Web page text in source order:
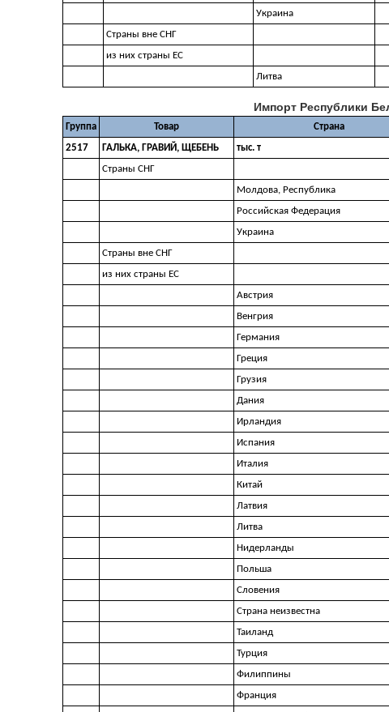
Украина
Страны вне СНГ
из них страны ЕС
Литва
Импорт Республики
Группа Товар Страна
2517
ГАЛЬКА, ГРАВИЙ, ЩЕБЕНЬ тыс. т
Страны СНГ
Молдова, Республика
Российская Федерация
Украина
Страны вне СНГ
из них страны ЕС
Австрия
Венгрия
Германия
Греция
Грузия
Дания
Ирландия
Испания
Италия
Китай
Латвия
Литва
Нидерланды
Польша
Словения
Страна неизвестна
Таиланд
Турция
Филиппины
Франция